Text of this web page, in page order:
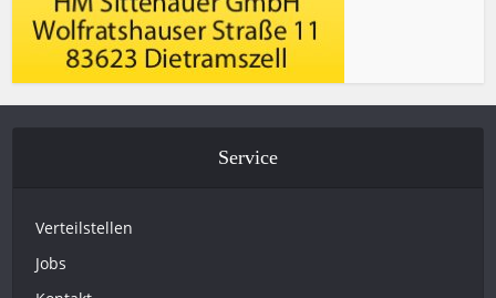
Service
Verteilstellen
Jobs